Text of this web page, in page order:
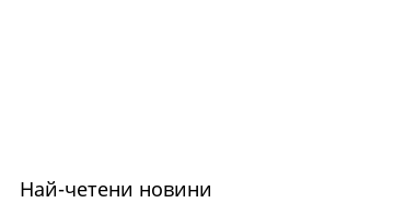
Най-четени новини